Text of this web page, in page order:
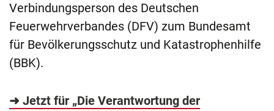
Verbindungsperson des Deutschen
Feuerwehrverbandes (DFV) zum Bundesamt
für Bevölkerungsschutz und Katastrophenhilfe
(BBK).
➜ Jetzt für „Die Verantwortung der